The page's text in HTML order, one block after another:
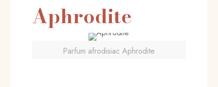
Aphrodite
Parfum afrodisiac Aphrodite